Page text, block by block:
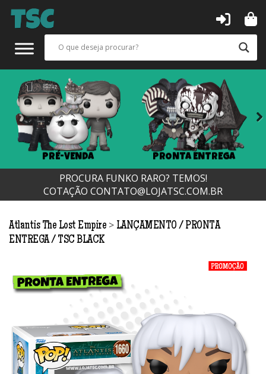
PRÉ-VENDA PRONTA ENTREGA
Next
PROCURA FUNKO RARO? TEMOS!
COTAÇÃO CONTATO@LOJATSC.COM.BR
Atlantis The Lost Empire > LANÇAMENTO
PRONTA
ENTREGA
TSC BLACK